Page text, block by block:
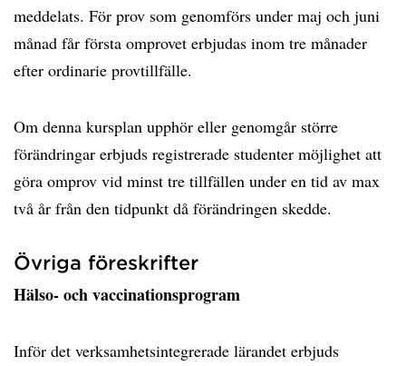
meddelats. För prov som genomförs under maj och juni
månad får första omprovet erbjudas inom tre månader
efter ordinarie provtillfälle.
Om denna kursplan upphör eller genomgår större
förändringar erbjuds registrerade studenter möjlighet att
göra omprov vid minst tre tillfällen under en tid av max
två år från den tidpunkt då förändringen skedde.
Övriga föreskrifter
Hälso- och vaccinationsprogram
Inför det verksamhetsintegrerade lärandet erbjuds